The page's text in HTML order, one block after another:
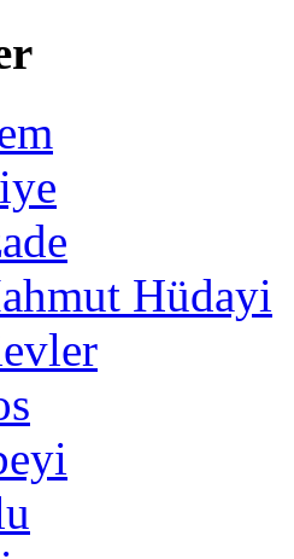
Hüdayi